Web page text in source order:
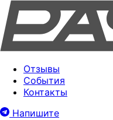
Отзывы
События
Контакты
Напишите